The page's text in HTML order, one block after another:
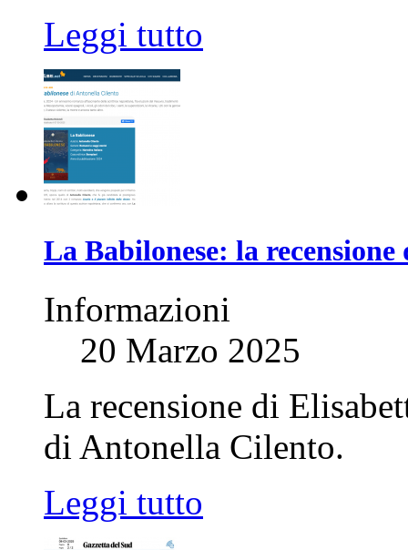
Leggi tutto
La Babilonese: la
Informazioni
20 Marzo 2025
La recensione di
di Antonella Cilento.
Leggi tutto